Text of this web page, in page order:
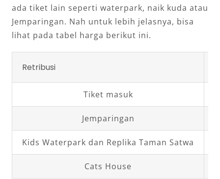
ada tiket lain seperti waterpark, naik kuda atau
Jemparingan. Nah untuk lebih jelasnya, bisa
lihat pada tabel harga berikut ini.
Retribusi
Tiket masuk
Jemparingan
Kids Waterpark dan Replika Taman Satwa
Cats House